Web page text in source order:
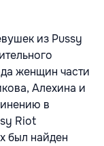
из Pussy
женщин части
Алехина и
в
Riot
был найден